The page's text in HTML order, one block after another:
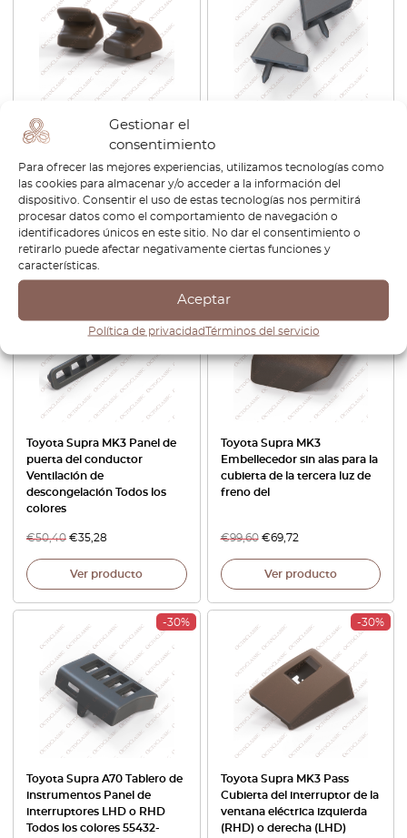
Gestionar el
consentimiento
Para ofrecer las mejores experiencias, utilizamos tecnologías como
las cookies para almacenar y/o acceder a la información del
dispositivo. Consentir el uso de estas tecnologías nos permitirá
procesar datos como el comportamiento de navegación o
identificadores únicos en este sitio. No dar el consentimiento o
retirarlo puede afectar negativamente ciertas funciones y
características.
Aceptar
Política de privacidadTérminos del servicio
Toyota Supra MK3 Juego de
2 clips de cubierta de carga
64326-14030
€25,20 €21,42
Ver producto
12020
€30,00 €25,50
Ver producto
Toyota Supra MK3 Panel de
puerta del conductor
Ventilación de
descongelación Todos los
colores
€50,40 €35,28
Ver producto
Toyota Supra MK3
Embellecedor sin alas para la
cubierta de la tercera luz de
freno del
€99,60 €69,72
Ver producto
-30%
Toyota Supra A70 Tablero de
instrumentos Panel de
interruptores LHD o RHD
Todos los colores 55432-
-30%
Toyota Supra MK3 Pass
Cubierta del interruptor de la
ventana eléctrica izquierda
(RHD) o derecha (LHD)